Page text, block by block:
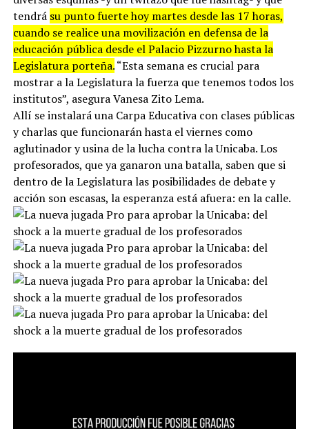
tendrá su punto fuerte hoy martes desde las 17 horas,
cuando se realice una movilización en defensa de la
educación pública desde el Palacio Pizzurno hasta la
Legislatura porteña.“Esta semana es crucial para
mostrar a la Legislatura la fuerza que tenemos todos los
institutos”, asegura Vanesa Zito Lema.
Allí se instalará una Carpa Educativa con clases públicas
y charlas que funcionarán hasta el viernes como
aglutinador y usina de la lucha contra la Unicaba. Los
profesorados, que ya ganaron una batalla, saben que si
dentro de la Legislatura las posibilidades de debate y
acción son escasas, la esperanza está afuera: en la calle.